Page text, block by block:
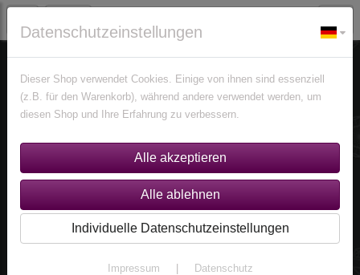
Schmuck Ringe Ringe nach Größen Größe 54,5(Ø 17.5 mm)
Datenschutzeinstellungen
Dieser Shop verwendet Cookies. Einige von ihnen sind essenziell
(z.B. für den Warenkorb), während andere verwendet werden, um
diesen Shop und Ihre Erfahrung zu verbessern.
Individuelle Datenschutzeinstellungen
Impressum Datenschutz